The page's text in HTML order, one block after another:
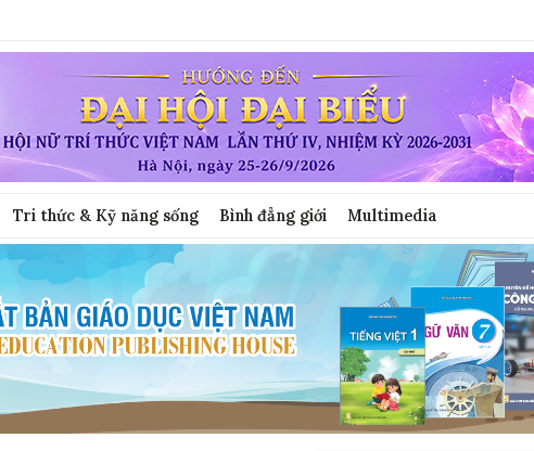
Tri thức & Kỹ năng sống Bình đẳng giới Multimedia